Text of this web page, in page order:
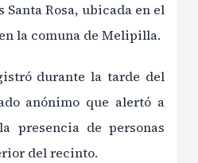
Santa Rosa, ubicada en el
la comuna de Melipilla.
durante la tarde del
anónimo que alertó a
presencia de personas
del recinto.